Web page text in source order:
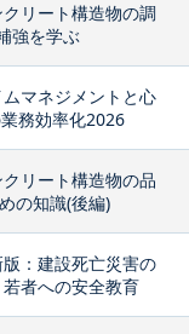
クリート構造物の調
強を学ぶ
ムマネジメントと心
務効率化2026
クリート構造物の品
の知識(後編)
版：建設死亡災害の
者への安全教育